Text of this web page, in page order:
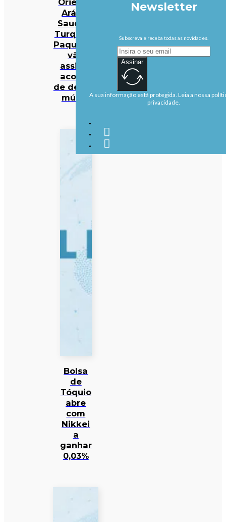
Arábia
Saudita,
Turquia e
Paquistão
vão
assinar
acordo
de defesa
mútua
Bolsa
de
Tóquio
abre
com
Nikkei
a
ganhar
0,03%
Newsletter
Subscreva e receba todas as novidades.
Assinar
A sua informação está protegida. Leia a nossa
privacidade.